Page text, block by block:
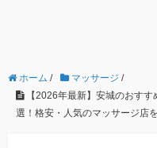
ホーム / マッサージ /
【2026年最新】安城のおす
選！格安・人気のマッサージ店